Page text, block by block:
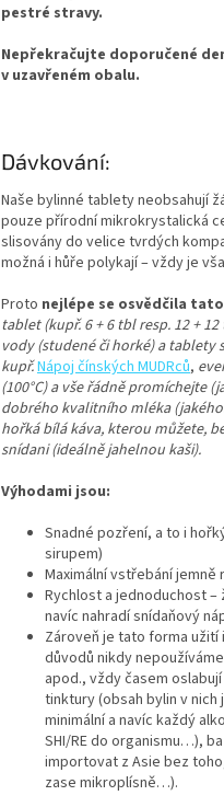
pestré stravy.
Nepřekračujte doporučené
v uzavřeném obalu.
Dávkování:
Naše bylinné tablety neobsahují
pouze přírodní mikrokrystalická
slisovány do velice tvrdých
možná i hůře polykají – vždy je
Proto nejlépe se osvědčila
tablet (kupř. 6 + 6 tbl resp. 12 +
vody (studené či horké) a
kupř.Nápoj čínských MUDRců,
(100°C) a vše řádně promíchejte
dobrého kvalitního mléka
hořká bílá káva, kterou můžete,
snídani (ideálně jahelnou kaši).
Výhodami jsou:
Snadné pozření, a to i
sirupem)
Maximální vstřebání
Rychlost a jednoduchost –
navíc nahradí snídaňový
Zároveň je tato forma užití
důvodů nikdy
apod., vždy časem
tinktury (obsah bylin v
minimální a navíc každý
SHI/RE do organismu…),
importovat z Asie bez
zase mikroplísně…).